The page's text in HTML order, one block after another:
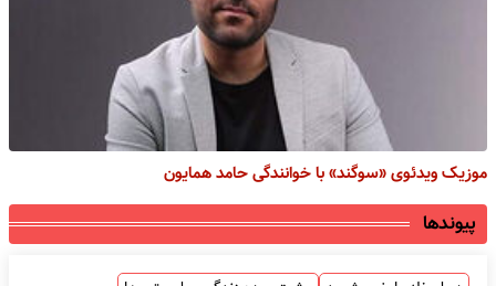
موزیک ویدئوی «سوگند» با خوانندگی حامد همایون
پیوندها